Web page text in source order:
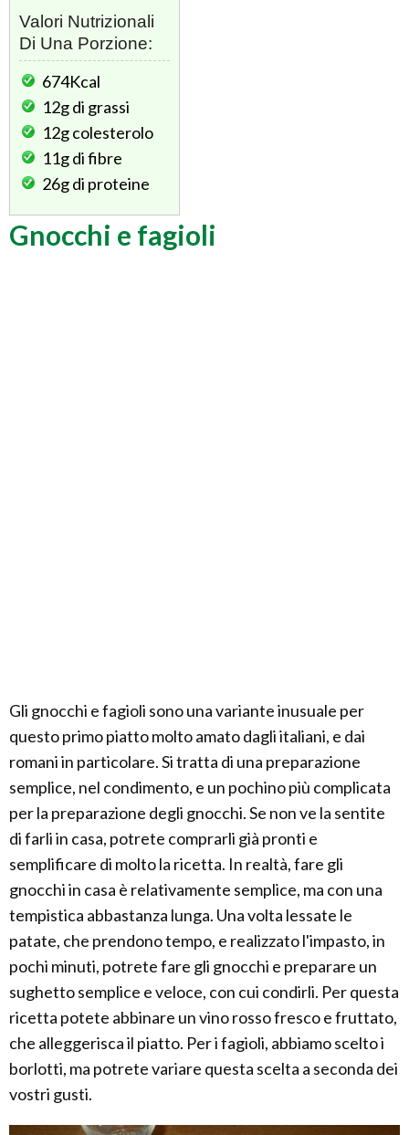
Valori Nutrizionali
Di Una Porzione:
674Kcal
12gdi grassi
12gcolesterolo
11gdi fibre
26gdi proteine
Gnocchi e fagioli
Gli gnocchi e fagioli sono una variante inusuale per
questo primo piatto molto amato dagli italiani, e dai
romani in particolare. Si tratta di una preparazione
semplice, nel condimento, e un pochino più complicata
per la preparazione degli gnocchi. Se non ve la sentite
di farli in casa, potrete comprarli già pronti e
semplificare di molto la ricetta. In realtà, fare gli
gnocchi in casa è relativamente semplice, ma con una
tempistica abbastanza lunga. Una volta lessate le
patate, che prendono tempo, e realizzato l'impasto, in
pochi minuti, potrete fare gli gnocchi e preparare un
sughetto semplice e veloce, con cui condirli. Per questa
ricetta potete abbinare un vino rosso fresco e fruttato,
che alleggerisca il piatto. Per i fagioli, abbiamo scelto i
borlotti, ma potrete variare questa scelta a seconda dei
vostri gusti.